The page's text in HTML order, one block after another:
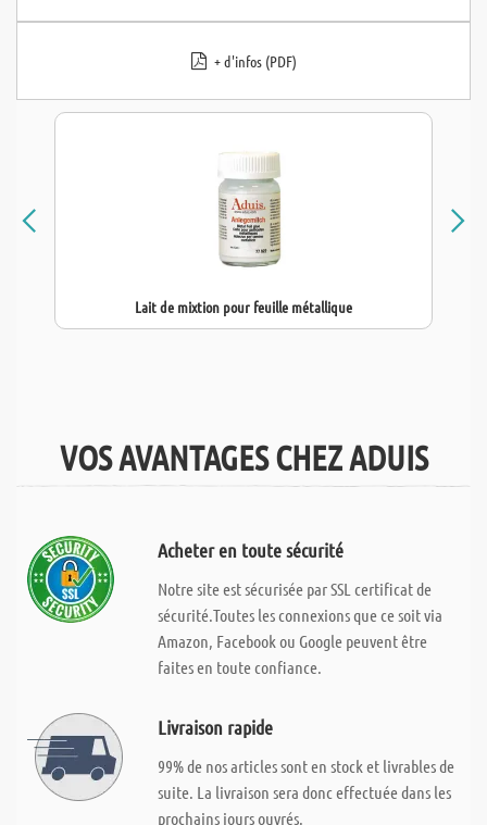
+ d'infos (PDF)
Lait de mixtion pour feuille métallique
VOS AVANTAGES CHEZ ADUIS
Acheter en toute sécurité
Notre site est sécurisée par SSL certificat de
sécurité.Toutes les connexions que ce soit via
Amazon, Facebook ou Google peuvent être
faites en toute confiance.
Livraison rapide
99% de nos articles sont en stock et livrables de
suite. La livraison sera donc effectuée dans les
prochains jours ouvrés.